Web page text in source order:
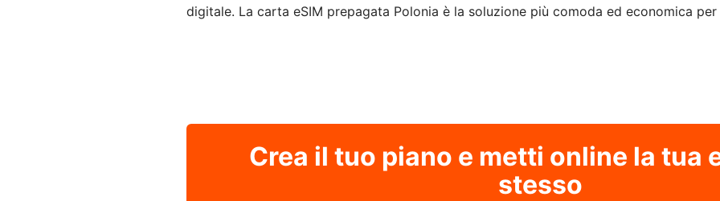
digitale. La carta eSIM prepagata Polonia è la soluzione più comoda ed economica
Crea il tuo piano e metti online la tua
stesso